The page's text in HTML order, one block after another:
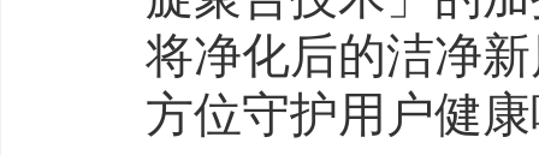
将净化后的洁净
方位守护用户健